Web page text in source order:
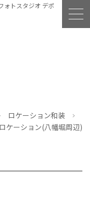
ォトスタジオ デポ
ロケーション和装
ケーション(八幡堀周辺)